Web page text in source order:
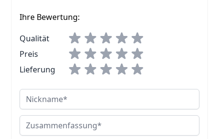
Ihre Bewertung:
Qualität
Preis
Lieferung
Nickname
Zusammenfassung